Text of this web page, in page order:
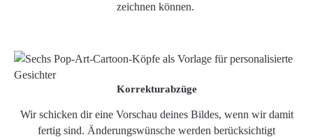
zeichnen können.
Korrekturabzüge
Wir schicken dir eine Vorschau deines Bildes, wenn wir damit
fertig sind. Änderungswünsche werden berücksichtigt